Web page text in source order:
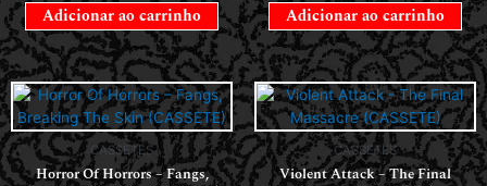
Adicionar ao carrinho Adicionar ao carrinho
CASSETES
Horror Of Horrors ‎– Fangs,
CASSETES
Violent Attack – The Final